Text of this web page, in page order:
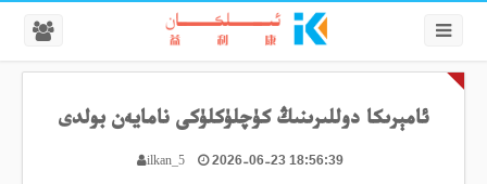
ئامېرىكا دوللىرىنىڭ كۈچلۈكلۈكى نامايەن بولدى
ilkan_5 2026-06-23 18:56:39